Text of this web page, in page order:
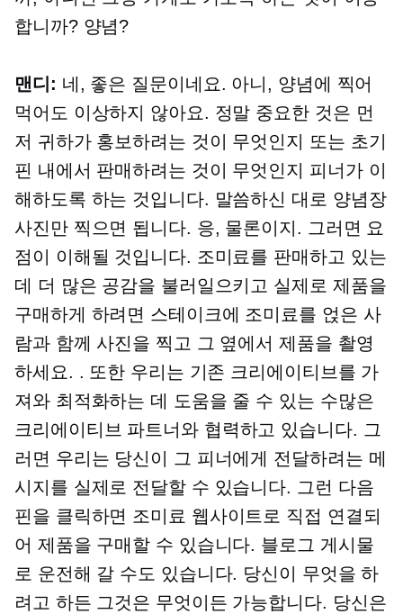
합니까? 양념?
맨디: 네, 좋은 질문이네요. 아니, 양념에 찍어
먹어도 이상하지 않아요. 정말 중요한 것은 먼
저 귀하가 홍보하려는 것이 무엇인지 또는 초기
핀 내에서 판매하려는 것이 무엇인지 피너가 이
해하도록 하는 것입니다. 말씀하신 대로 양념장
사진만 찍으면 됩니다. 응, 물론이지. 그러면 요
점이 이해될 것입니다. 조미료를 판매하고 있는
데 더 많은 공감을 불러일으키고 실제로 제품을
구매하게 하려면 스테이크에 조미료를 얹은 사
람과 함께 사진을 찍고 그 옆에서 제품을 촬영
하세요. . 또한 우리는 기존 크리에이티브를 가
져와 최적화하는 데 도움을 줄 수 있는 수많은
크리에이티브 파트너와 협력하고 있습니다. 그
러면 우리는 당신이 그 피너에게 전달하려는 메
시지를 실제로 전달할 수 있습니다. 그런 다음
핀을 클릭하면 조미료 웹사이트로 직접 연결되
어 제품을 구매할 수 있습니다. 블로그 게시물
로 운전해 갈 수도 있습니다. 당신이 무엇을 하
려고 하든 그것은 무엇이든 가능합니다. 당신은